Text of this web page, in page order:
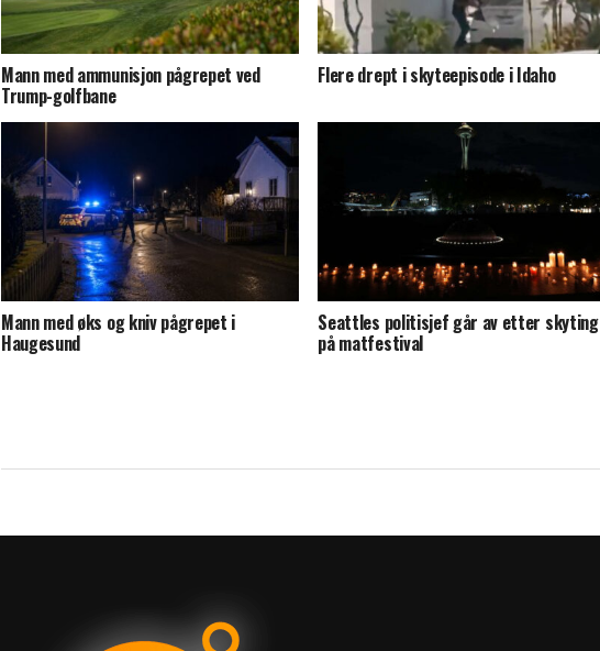
Mann med ammunisjon pågrepet ved
Trump-golfbane
Flere drept i skyteepisode i Idaho
Mann med øks og kniv pågrepet i
Haugesund
Seattles politisjef går av etter skyting
på matfestival